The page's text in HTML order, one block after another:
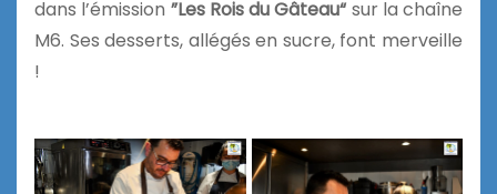
dans l’émission ”Les Rois du Gâteau“ sur la chaîne
M6. Ses desserts, allégés en sucre, font merveille
!